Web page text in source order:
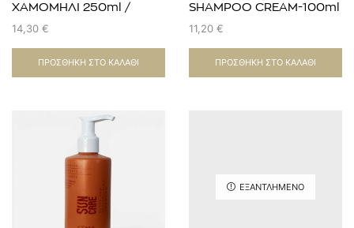
ΧΑΜΟΜΗΛΙ 250ml /
τόνωση ξανθού
14,30 €
ΠΡΟΣΘΉΚΗ ΣΤΟ ΚΑΛΆΘΙ
SHAMPOO CREAM-100ml
11,20 €
ΠΡΟΣΘΉΚΗ ΣΤΟ ΚΑΛΆΘΙ
ΕΞΑΝΤΛΗΜΈΝΟ